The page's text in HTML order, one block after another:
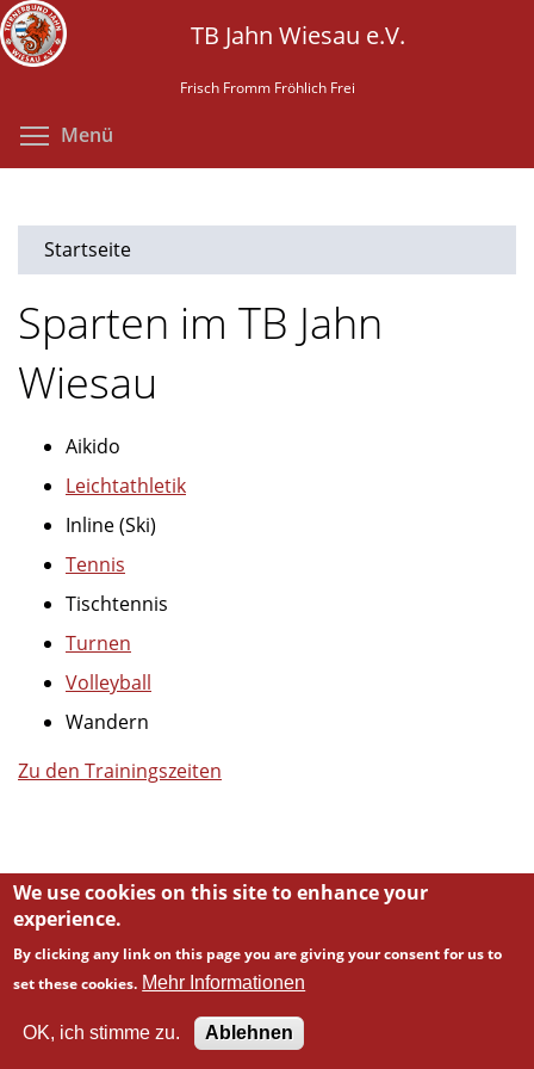
Direkt
zum
Inhalt
TB Jahn Wiesau e.V.
Frisch Fromm Fröhlich Frei
Menü
Startseite
Sparten im TB Jahn
Wiesau
Aikido
Leichtathletik
Inline (Ski)
Tennis
Tischtennis
Turnen
Volleyball
Wandern
Zu den Trainingszeiten
Powered by Backdrop CMS
We use cookies on this site to enhance your
experience.
By clicking any link on this page you are giving your consent for us to
set these cookies. Mehr Informationen
OK, ich stimme zu. Ablehnen